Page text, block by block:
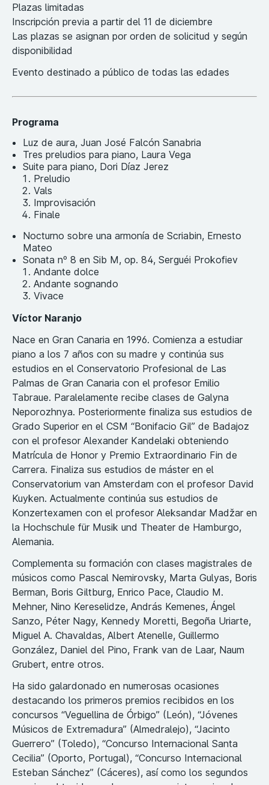
Plazas limitadas
Inscripción previa a partir del 11 de diciembre
Las plazas se asignan por orden de solicitud y según
disponibilidad
Evento destinado a público de todas las edades
Programa
Luz de aura, Juan José Falcón Sanabria
Tres preludios para piano, Laura Vega
Suite para piano, Dori Díaz Jerez
Preludio
Vals
Improvisación
Finale
Nocturno sobre una armonía de Scriabin, Ernesto
Mateo
Sonata nº 8 en Sib M, op. 84, Serguéi Prokofiev
Andante dolce
Andante sognando
Vivace
Víctor Naranjo
Nace en Gran Canaria en 1996. Comienza a estudiar
piano a los 7 años con su madre y continúa sus
estudios en el Conservatorio Profesional de Las
Palmas de Gran Canaria con el profesor Emilio
Tabraue. Paralelamente recibe clases de Galyna
Neporozhnya. Posteriormente finaliza sus estudios de
Grado Superior en el CSM “Bonifacio Gil” de Badajoz
con el profesor Alexander Kandelaki obteniendo
Matrícula de Honor y Premio Extraordinario Fin de
Carrera. Finaliza sus estudios de máster en el
Conservatorium van Amsterdam con el profesor David
Kuyken. Actualmente continúa sus estudios de
Konzertexamen con el profesor Aleksandar Madžar en
la Hochschule für Musik und Theater de Hamburgo,
Alemania.
Complementa su formación con clases magistrales de
músicos como Pascal Nemirovsky, Marta Gulyas, Boris
Berman, Boris Giltburg, Enrico Pace, Claudio M.
Mehner, Nino Kereselidze, András Kemenes, Ángel
Sanzo, Péter Nagy, Kennedy Moretti, Begoña Uriarte,
Miguel A. Chavaldas, Albert Atenelle, Guillermo
González, Daniel del Pino, Frank van de Laar, Naum
Grubert, entre otros.
Ha sido galardonado en numerosas ocasiones
destacando los primeros premios recibidos en los
concursos “Veguellina de Órbigo” (León), “Jóvenes
Músicos de Extremadura” (Almedralejo), “Jacinto
Guerrero” (Toledo), “Concurso Internacional Santa
Cecilia” (Oporto, Portugal), “Concurso Internacional
Esteban Sánchez” (Cáceres), así como los segundos